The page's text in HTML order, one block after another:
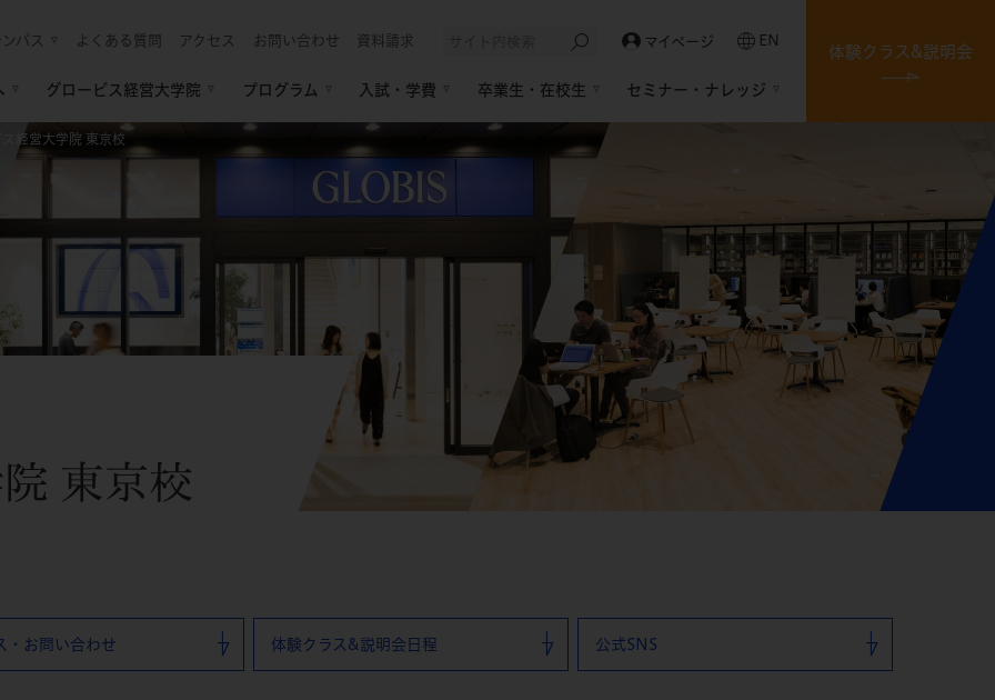
パス よくある質問 アクセス お問い合わせ 資料請求 マイページ EN
グロービス経営大学院 プログラム 入試・学費 卒業生・在校生 セミナー・ナレッジ
体験クラス&説明会
経営大学院 東京校
東京校
・お問い合わせ 体験クラス&説明会日程 公式SNS